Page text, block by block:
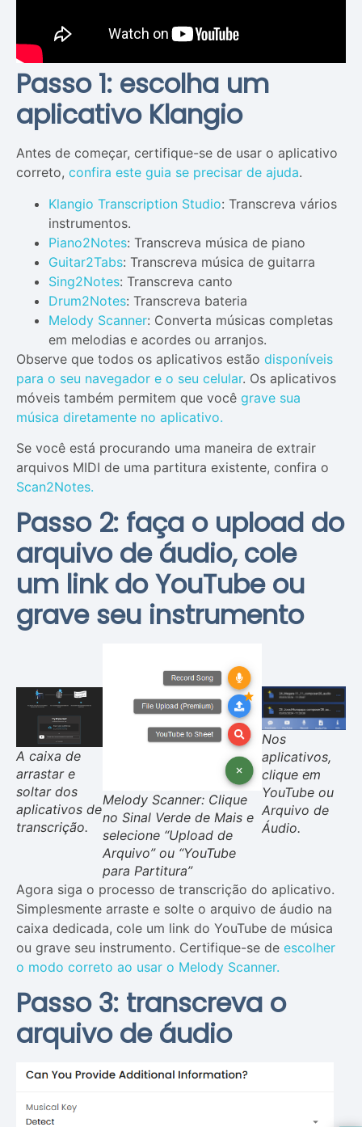
Passo 1: escolha um
aplicativo Klangio
Antes de começar, certifique-se de usar o aplicativo
correto, confira este guia se precisar de ajuda.
Klangio Transcription Studio: Transcreva vários
instrumentos.
Piano2Notes: Transcreva música de piano
Guitar2Tabs: Transcreva música de guitarra
Sing2Notes: Transcreva canto
Drum2Notes: Transcreva bateria
Melody Scanner: Converta músicas completas
em melodias e acordes ou arranjos.
Observe que todos os aplicativos estão disponíveis
para o seu navegador e o seu celular. Os aplicativos
móveis também permitem que você grave sua
música diretamente no aplicativo.
Se você está procurando uma maneira de extrair
arquivos MIDI de uma partitura existente, confira o
Scan2Notes.
Passo 2: faça o upload do
arquivo de áudio, cole
um link do YouTube ou
grave seu instrumento
A caixa de
arrastar e
soltar dos
aplicativos de
transcrição.
Melody Scanner: Clique
no Sinal Verde de Mais e
selecione “Upload de
Arquivo” ou “YouTube
para Partitura”
Nos
aplicativos,
clique em
YouTube ou
Arquivo de
Áudio.
Agora siga o processo de transcrição do aplicativo.
Simplesmente arraste e solte o arquivo de áudio na
caixa dedicada, cole um link do YouTube de música
ou grave seu instrumento. Certifique-se de escolher
o modo correto ao usar o Melody Scanner.
Passo 3: transcreva o
arquivo de áudio